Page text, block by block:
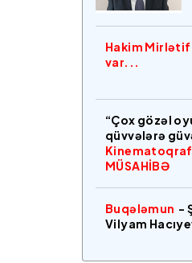
Hakim
var...
“Çox gözəl
qüvvələrə
MÜSAHİBƏ
Buqələmun -
Vilyam